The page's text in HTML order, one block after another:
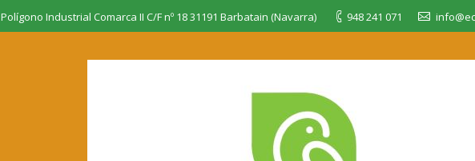
Polígono Industrial Comarca II C/F nº 18 31191 Barbatain (Navarra) 948 241 071